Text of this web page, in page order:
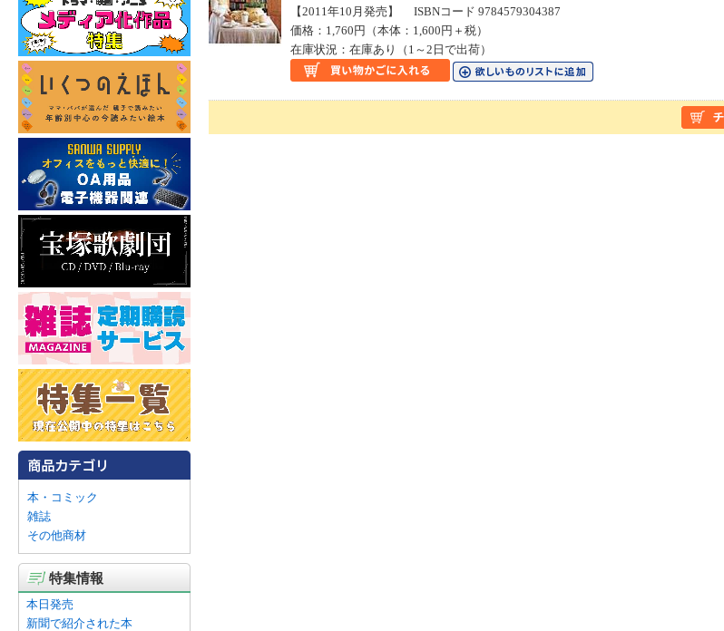
本・コミック
雑誌
その他商材
特集情報
本日発売
新聞で紹介された本
【2011年10月発売】 ISBNコード 9784579304387
価格：1,760円（本体：1,600円＋税）
在庫状況：在庫あり（1～2日で出荷）